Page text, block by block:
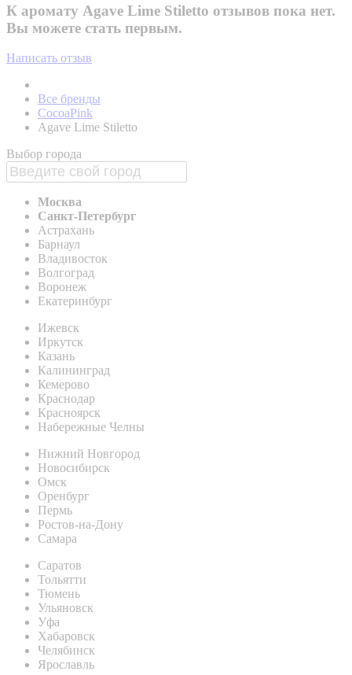
К аромату Agave Lime Stiletto отзывов пока нет.
Вы можете стать первым.
Написать отзыв
Все бренды
CocoaPink
Agave Lime Stiletto
Выбор города
Москва
Санкт-Петербург
Астрахань
Барнаул
Владивосток
Волгоград
Воронеж
Екатеринбург
Ижевск
Иркутск
Казань
Калининград
Кемерово
Краснодар
Красноярск
Набережные Челны
Нижний Новгород
Новосибирск
Омск
Оренбург
Пермь
Ростов-на-Дону
Самара
Саратов
Тольятти
Тюмень
Ульяновск
Уфа
Хабаровск
Челябинск
Ярославль